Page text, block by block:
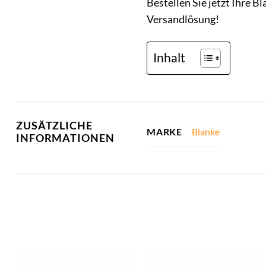
Bestellen Sie jetzt Ihre
Versandlösung!
Inhalt
ZUSÄTZLICHE
INFORMATIONEN
MARKE Blanke